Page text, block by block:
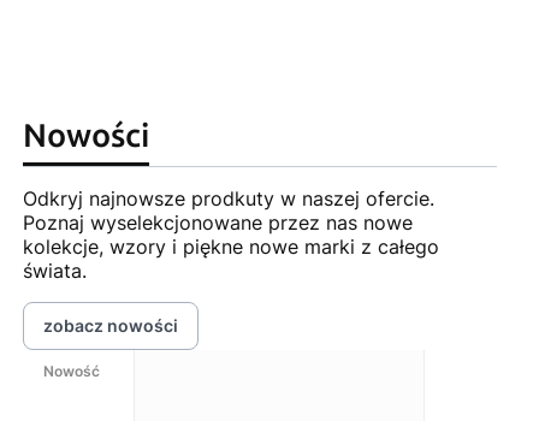
Nowości
Odkryj najnowsze prodkuty w naszej ofercie.
Poznaj wyselekcjonowane przez nas nowe
kolekcje, wzory i piękne nowe marki z całego
świata.
zobacz nowości
Nowość